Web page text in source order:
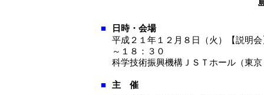
■
日時・会場
平成２１年１２月８日（火）【説明
～１８：３０
科学技術振興機構ＪＳＴホール（東
■
主 催